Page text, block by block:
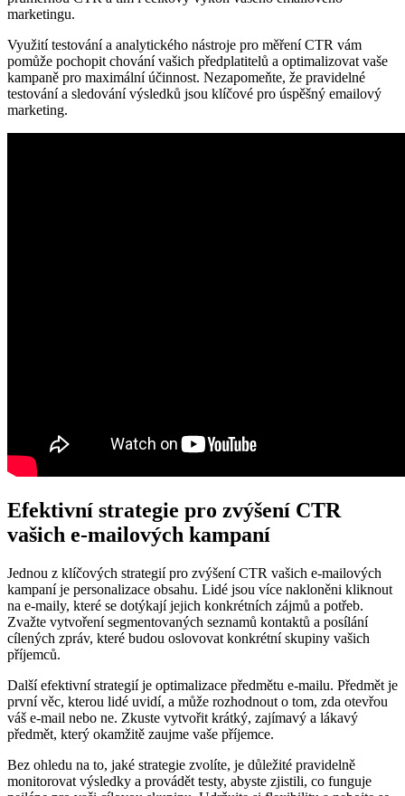
marketingu.
Využití testování a analytického nástroje pro měření CTR vám
pomůže pochopit chování vašich předplatitelů a optimalizovat vaše
kampaně pro maximální účinnost. Nezapomeňte, že pravidelné
testování a sledování výsledků jsou klíčové pro úspěšný emailový
marketing.
Efektivní strategie pro zvýšení CTR
vašich e-mailových kampaní
Jednou z klíčových strategií pro zvýšení CTR vašich e-mailových
kampaní je personalizace obsahu. Lidé jsou více nakloněni kliknout
na e-maily, které se dotýkají jejich konkrétních zájmů a potřeb.
Zvažte vytvoření segmentovaných seznamů kontaktů a posílání
cílených zpráv, které budou oslovovat konkrétní skupiny vašich
příjemců.
Další efektivní strategií je optimalizace předmětu e-mailu. Předmět je
první věc, kterou lidé uvidí, a může rozhodnout o tom, zda otevřou
váš e-mail nebo ne. Zkuste vytvořit krátký, zajímavý a lákavý
předmět, který okamžitě zaujme vaše příjemce.
Bez ohledu na to, jaké strategie zvolíte, je důležité pravidelně
monitorovat výsledky a provádět testy, abyste zjistili, co funguje